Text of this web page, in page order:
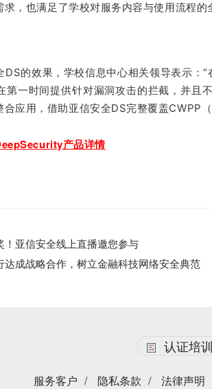
，也满足了学校对服务内容与使用流程的
DS的效果，学校信息中心相关领导表示
第一时间提供针对漏洞攻击的拦截，并且
应用，借助亚信安全DS完整覆盖CWPP
产品详情
！亚信安全线上直播邀您参与
达成战略合作，树立金融科技网络安全典范
认证培训
服务客户 / 隐私条款 / 法律声明